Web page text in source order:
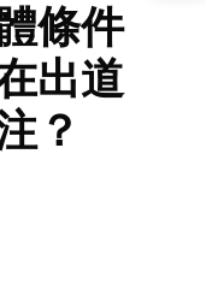
條件
出道
？